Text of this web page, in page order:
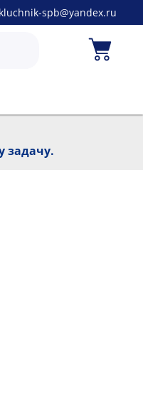
kluchnik-spb@yandex.ru
задачу.